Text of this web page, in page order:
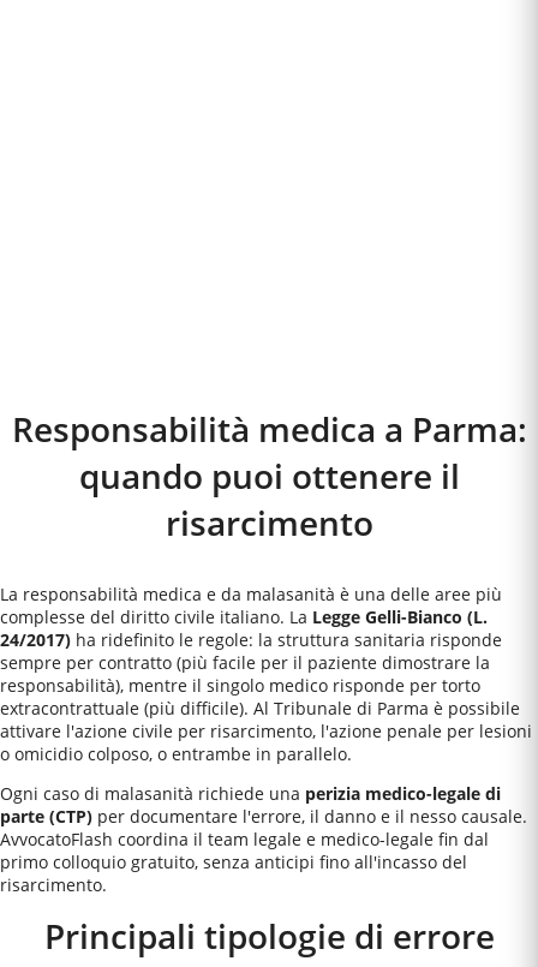
Responsabilità medica a Parma:
quando puoi ottenere il
risarcimento
La responsabilità medica e da malasanità è una delle aree più
complesse del diritto civile italiano. La Legge Gelli-Bianco (L.
24/2017) ha ridefinito le regole: la struttura sanitaria risponde
sempre per contratto (più facile per il paziente dimostrare la
responsabilità), mentre il singolo medico risponde per torto
extracontrattuale (più difficile). Al Tribunale di Parma è possibile
attivare l'azione civile per risarcimento, l'azione penale per lesioni
o omicidio colposo, o entrambe in parallelo.
Ogni caso di malasanità richiede una perizia medico-legale di
parte (CTP) per documentare l'errore, il danno e il nesso causale.
AvvocatoFlash coordina il team legale e medico-legale fin dal
primo colloquio gratuito, senza anticipi fino all'incasso del
risarcimento.
Principali tipologie di errore